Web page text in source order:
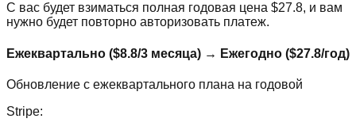
С вас будет взиматься полная годовая цена $27.8, и вам
нужно будет повторно авторизовать платеж.
Ежеквартально ($8.8/3 месяца) → Ежегодно ($27.8/год)
Обновление с ежеквартального плана на годовой
Stripe: